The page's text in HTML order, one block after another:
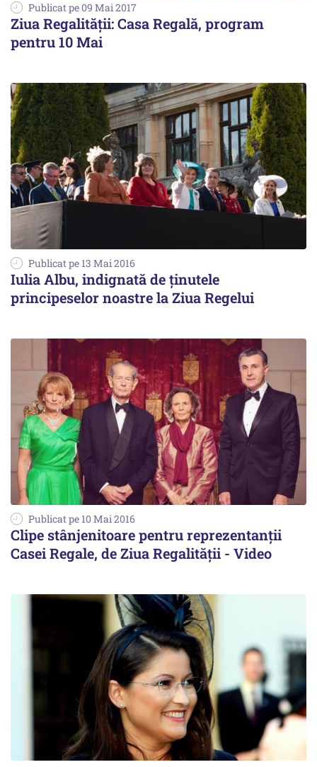
Publicat pe 09 Mai 2017
Ziua Regalității: Casa Regală, program
pentru 10 Mai
Publicat pe 13 Mai 2016
Iulia Albu, indignată de ținutele
principeselor noastre la Ziua Regelui
Publicat pe 10 Mai 2016
Clipe stânjenitoare pentru reprezentanții
Casei Regale, de Ziua Regalității - Video